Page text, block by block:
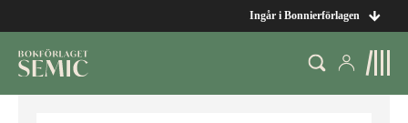
Ingår i Bonnierförlagen